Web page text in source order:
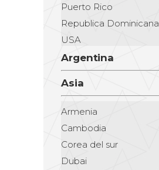
Puerto Rico
Republica Dominicana
USA
Argentina
Asia
Armenia
Cambodia
Corea del sur
Dubai